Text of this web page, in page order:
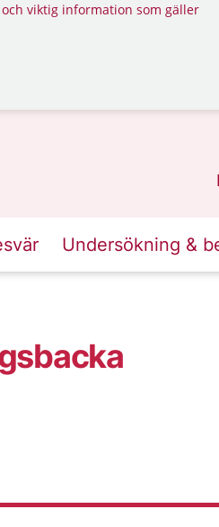
viktig information som gäller
Undersökning &